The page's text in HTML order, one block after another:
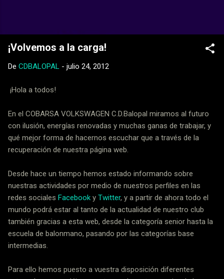
¡Volvemos a la carga!
De CDBALOPAL - julio 24, 2012
¡Hola a todos!
En el COBARSA VOLKSWAGEN C.D.Balopal miramos al futuro
con ilusión, energías renovadas y muchas ganas de trabajar, y
qué mejor forma de hacernos escuchar que a través de la
recuperación de nuestra página web.
Desde hace un tiempo hemos estado informando sobre
nuestras actividades por medio de nuestros perfiles en las
redes sociales Facebook y Twitter, y a partir de ahora todo el
mundo podrá estar al tanto de la actualidad de nuestro club
también gracias a esta web, desde la categoría senior hasta la
escuela de balonmano, pasando por las categorías base
intermedias.
Para ello hemos puesto a vuestra disposición diferentes